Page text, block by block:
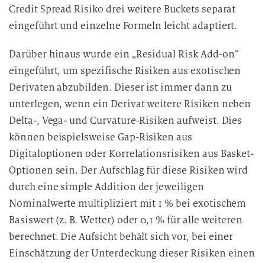
Credit Spread Risiko drei weitere Buckets separat
eingeführt und einzelne Formeln leicht adaptiert.
Darüber hinaus wurde ein „Residual Risk Add-on“
eingeführt, um spezifische Risiken aus exotischen
Derivaten abzubilden. Dieser ist immer dann zu
unterlegen, wenn ein Derivat weitere Risiken neben
Delta-, Vega- und Curvature-Risiken aufweist. Dies
können beispielsweise Gap-Risiken aus
Digitaloptionen oder Korrelationsrisiken aus Basket-
Optionen sein. Der Aufschlag für diese Risiken wird
durch eine simple Addition der jeweiligen
Nominalwerte multipliziert mit 1 % bei exotischem
Basiswert (z. B. Wetter) oder 0,1 % für alle weiteren
berechnet. Die Aufsicht behält sich vor, bei einer
Einschätzung der Unterdeckung dieser Risiken einen